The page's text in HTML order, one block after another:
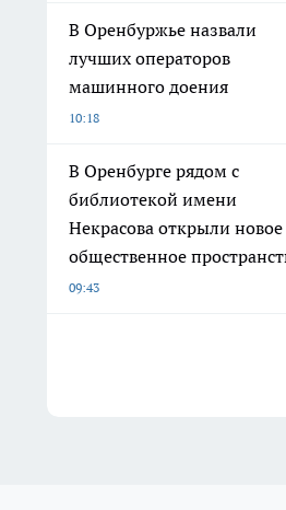
В Оренбуржье назвали
лучших операторов
машинного доения
10:18
В Оренбурге рядом с
библиотекой имени
Некрасова открыли новое
общественное
09:43